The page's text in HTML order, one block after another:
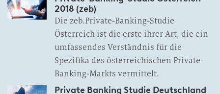
2018 (zeb)
Die zeb.Private-Banking-Studie
Österreich ist die erste ihrer Art, die ein
umfassendes Verständnis für die
Spezifika des österreichischen Private-
Banking-Markts vermittelt.
Private Banking Studie Deutschland